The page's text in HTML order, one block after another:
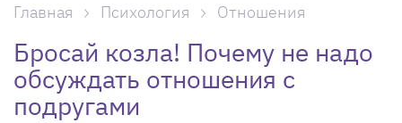
Главная Психология Отношения
Бросай козла! Почему не надо
обсуждать отношения с
подругами